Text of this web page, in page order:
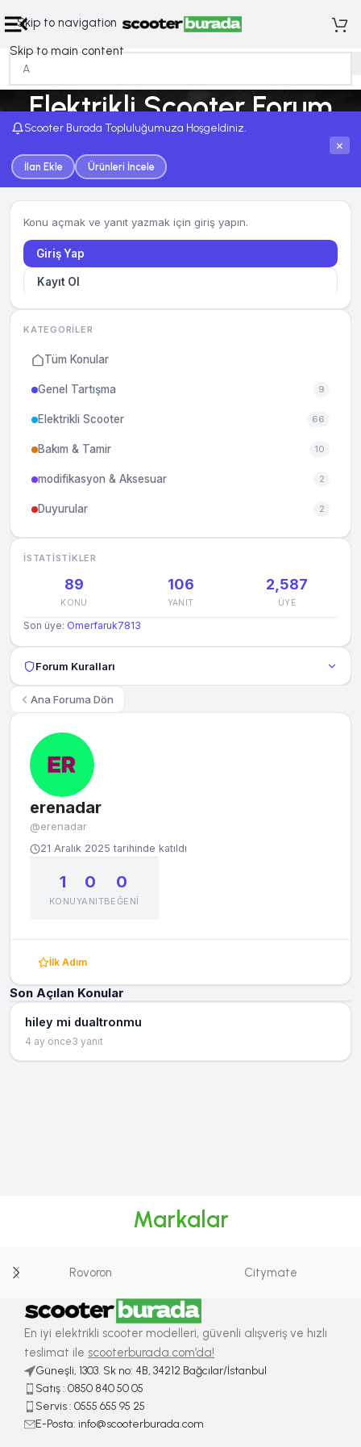
Skip to navigation
Skip to main content
Elektrikli Scooter Forum
Ana Sayfa Elektrikli Scooter Forum
Scooter Burada Topluluğumuza Hoşgeldiniz.
İlan Ekle Ürünleri İncele
×
Konu açmak ve yanıt yazmak için giriş yapın.
Giriş Yap
Kayıt Ol
KATEGORILER
Tüm Konular
Genel Tartışma 9
Elektrikli Scooter 66
Bakım & Tamir 10
modifikasyon & Aksesuar 2
Duyurular 2
İSTATISTIKLER
89
KONU
106
YANIT
2,587
ÜYE
Son üye: Omerfaruk7813
Forum Kuralları
Ana Foruma Dön
erenadar
@erenadar
21 Aralık 2025 tarihinde katıldı
1
KONU
0
YANIT
0
BEĞENI
İlk Adım
Son Açılan Konular
hiley mi dualtronmu
4 ay önce3 yanıt
Markalar
Rovoron Citymate
En iyi elektrikli scooter modelleri, güvenli alışveriş ve hızlı
teslimat ile scooterburada.com’da!
Güneşli, 1303. Sk no: 4B, 34212 Bağcılar/İstanbul
Satış : ⁠0850 840 50 05
Servis : 0555 655 95 25
E-Posta: info@scooterburada.com